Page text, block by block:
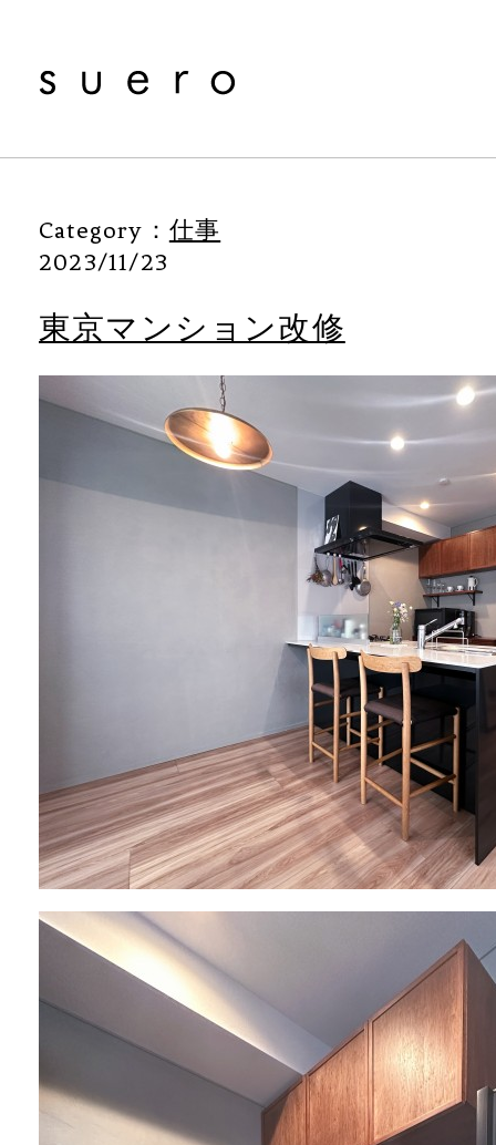
Category： 仕事
2023/11/23
東京マンション改修